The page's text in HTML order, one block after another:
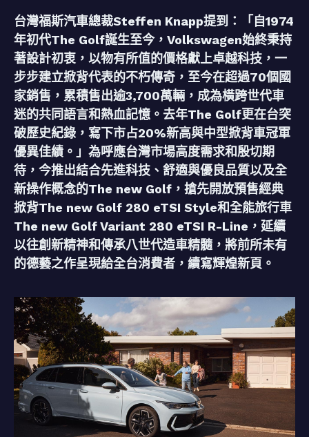
台灣福斯汽車總裁Steffen Knapp提到：「自1974
年初代The Golf誕生至今，Volkswagen始終秉持
著設計初衷，以物有所值的價格獻上卓越科技，一
步步建立掀背代表的不朽傳奇，至今在超過70個國
家銷售，累積售出逾3,700萬輛，成為橫跨世代車
迷的共同語言和熱血記憶。去年The Golf更在台突
破歷史紀錄，寫下市占20%新高與中型掀背車冠軍
優異佳績。」為呼應台灣市場高度需求和殷切期
待，今推出結合先進科技、舒適與優良品質以及全
新操作概念的The new Golf，搶先開放預售經典
掀背The new Golf 280 eTSI Style和全能旅行車
The new Golf Variant 280 eTSI R-Line，延續
以往創新精神和傳承八世代造車精髓，將前所未有
的德藝之作呈現給全台消費者，續寫輝煌新頁。